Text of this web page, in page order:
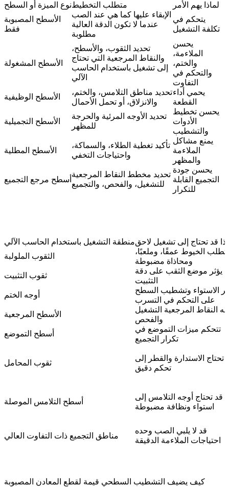
نوع الميزة أو السطحمتطلب التخطيط
لماذا يهم الأمر
الأسطح المصبوبة
فقط
الإبقاء عليها كما هي عند الصب
عندما لا تكون الدقة العالية
مطلوبة
يتحكم في
تكلفة التشغيل
الأسطح المشغولة
تحديد الثقوب، والأسطح،
والنقاط المرجعية التي تحتاج
إلى تشغيل باستخدام الحاسب
الآلي
يحسن
الملاءمة،
والختم،
والتحكم في
التفاوت
الأسطح الوظيفية
تحديد مناطق التلامس، والختم،
والانزلاق، أو تحمل الأحمال
يحمي أداء
القطعة
الأسطح التجميلية
تحديد الأوجه المرئية والحرجة
للمظهر
يحسن تخطيط
الأدوات
والتشطيب
الأسطح المطلية
تأكيد تغطية الطلاء، والسماكة،
واحتياجات التخفي
يمنع مشاكل
الملاءمة
والمظهر
أسطح مرجع التجميع
تحديد مخطط النقاط المرجعية
للتشغيل، والفحص، والتجميع
يحسن جودة
التجميع القابلة
للتكرار
منطقة التشغيل باستخدام الحاسب الآليقد تحتاج إلى تشغيل لاحق
الثقوب الملولبة
تتطلب الخيوط عمقًا، وملعبًا،
ومحاذاة مضبوطة
ثقوب التثبيت
يؤثر موضع الثقب على دقة
التثبيت
أوجه الختم
الاستواء وتشطيب السطح
على التحكم في التسرب
الأسطح المرجعية
النقاط المرجعية التشغيل
والفحص
أسطح التموضع
تتحكم ميزات التموضع في
تكرار التجميع
ثقوب المحامل
تحتاج الاستدارة والقطر إلى
تحكم دقيق
أسطح التلامس الموصلة
قد تحتاج أوجه التلامس إلى
استواء ونظافة مضبوطة
مناطق التجميع ذات التفاوت العالي
قد لا يلبي الصب وحده
احتياجات الملاءمة الدقيقة
كيف يضيف التشطيب السطحي قيمة لقطع المعادن المصبوبة